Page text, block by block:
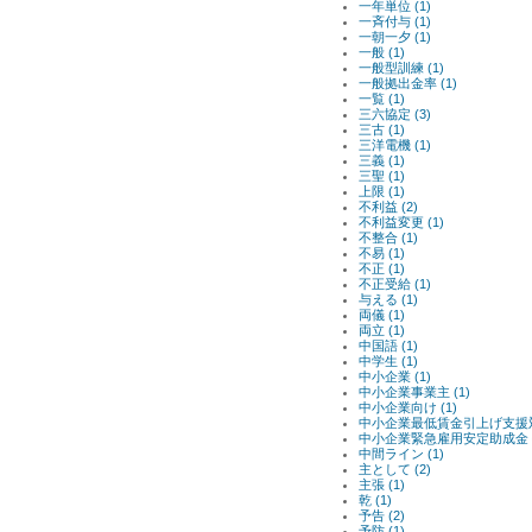
一年単位 (1)
一斉付与 (1)
一朝一夕 (1)
一般 (1)
一般型訓練 (1)
一般拠出金率 (1)
一覧 (1)
三六協定 (3)
三古 (1)
三洋電機 (1)
三義 (1)
三聖 (1)
上限 (1)
不利益 (2)
不利益変更 (1)
不整合 (1)
不易 (1)
不正 (1)
不正受給 (1)
与える (1)
両儀 (1)
両立 (1)
中国語 (1)
中学生 (1)
中小企業 (1)
中小企業事業主 (1)
中小企業向け (1)
中小企業最低賃金引上げ支
中小企業緊急雇用安定助成金
中間ライン (1)
主として (2)
主張 (1)
乾 (1)
予告 (2)